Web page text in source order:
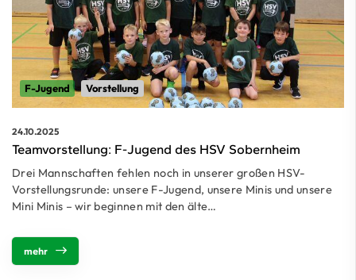
F-Jugend Vorstellung
24.10.2025
Teamvorstellung: F-Jugend des HSV Sobernheim
Drei Mannschaften fehlen noch in unserer großen HSV-
Vorstellungsrunde: unsere F-Jugend, unsere Minis und unsere
Mini Minis – wir beginnen mit den älte…
mehr